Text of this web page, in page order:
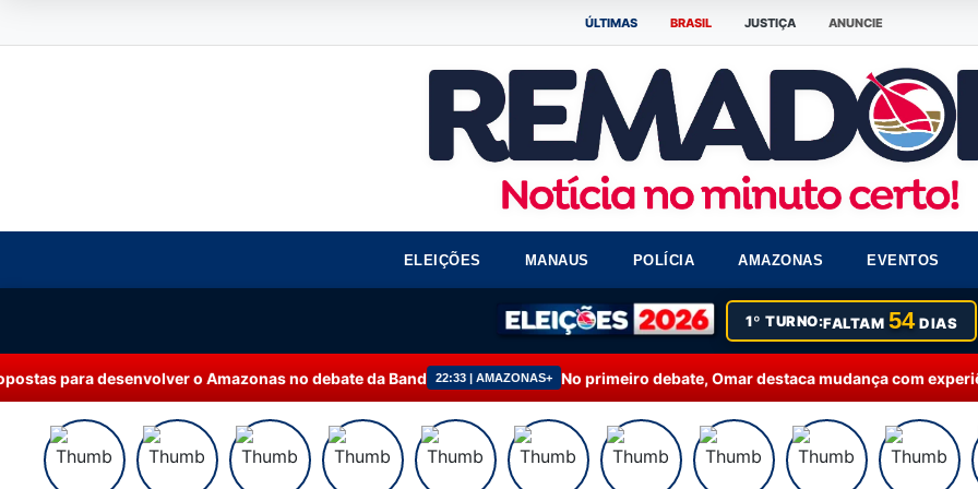
ÚLTIMAS BRASIL JUSTIÇA ANUNCIE
ELEIÇÕES MANAUS POLÍCIA AMAZONAS EVENTOS
1º TURNO:FALTAM 54DIAS
o Amazonas no debate da Band 22:33 | AMAZONAS+ No primeiro debate, Omar destaca mudança com experiência e apresenta